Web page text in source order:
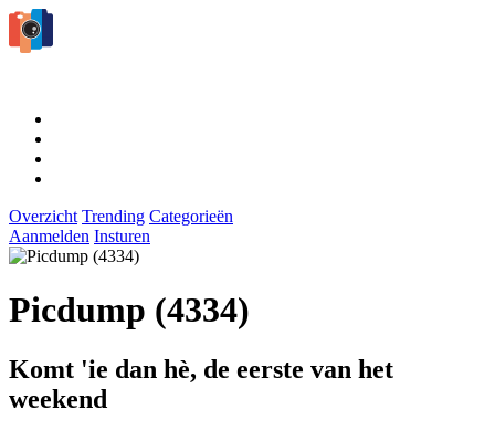
Overzicht Trending Categorieën
Aanmelden Insturen
Picdump (4334)
Komt 'ie dan hè, de eerste van het
weekend